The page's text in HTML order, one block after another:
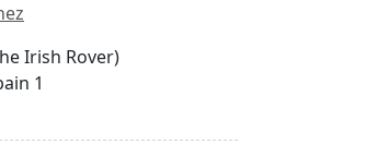
Irish Rover)
1